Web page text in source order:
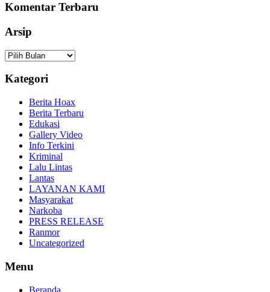
Komentar Terbaru
Arsip
Arsip
Kategori
Berita Hoax
Berita Terbaru
Edukasi
Gallery Video
Info Terkini
Kriminal
Lalu Lintas
Lantas
LAYANAN KAMI
Masyarakat
Narkoba
PRESS RELEASE
Ranmor
Uncategorized
Menu
Beranda